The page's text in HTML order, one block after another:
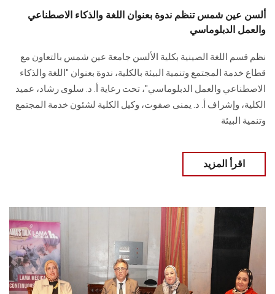
ألسن عين شمس تنظم ندوة بعنوان اللغة والذكاء الاصطناعي
والعمل الدبلوماسي
نظم قسم اللغة الصينية بكلية الألسن جامعة عين شمس بالتعاون مع
قطاع خدمة المجتمع وتنمية ‏البيئة بالكلية، ندوة بعنوان "اللغة والذكاء
الاصطناعي والعمل الدبلوماسي"، تحت رعاية أ. د. ‏سلوى رشاد، عميد
الكلية، وإشراف أ. د. يمنى صفوت، وكيل الكلية لشئون خدمة المجتمع
وتنمية ‏البيئة
اقرأ المزيد